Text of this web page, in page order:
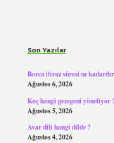
Son Yazılar
Borca itiraz süresi ne
Ağustos 6, 2026
Koç hangi gezegeni yönetiyor
Ağustos 5, 2026
Avar dili hangi dilde ?
Ağustos 4, 2026